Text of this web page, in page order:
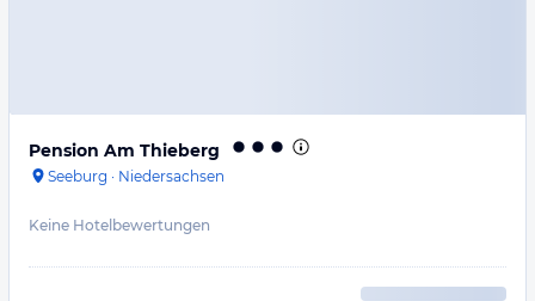
Pension Am Thieberg
Seeburg · Niedersachsen
Keine Hotelbewertungen